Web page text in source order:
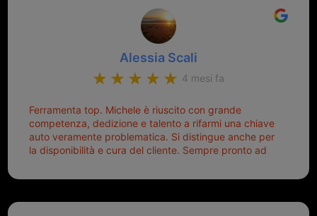
Alessia Scali
4 mesi fa
Ferramenta top. Michele è riuscito con grande
competenza, dedizione e talento a rifarmi una chiave
auto veramente problematica. Si distingue anche per
la disponibilità e cura del cliente. Sempre pronto ad